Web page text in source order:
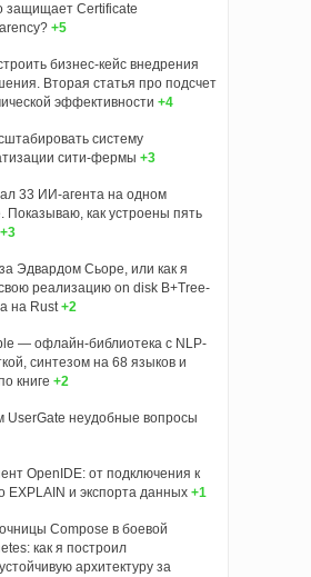
защищает Certificate
+5
бизнес-кейс внедрения
Вторая статья про подсчет
эффективности +4
систему
сити-фермы +3
33 ИИ-агента на одном
Показываю, как устроены пять
+3
Эдвардом Сьоре, или как я
реализацию on disk B+Tree-
на Rust +2
— офлайн-библиотека с NLP-
синтезом на 68 языков и
книге +2
UserGate неудобные вопросы
OpenIDE: от подключения к
EXPLAIN и экспорта данных +1
Compose в боевой
как я построил
архитектуру за